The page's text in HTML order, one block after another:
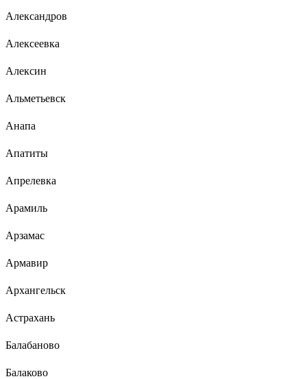
Александров
Алексеевка
Алексин
Альметьевск
Анапа
Апатиты
Апрелевка
Арамиль
Арзамас
Армавир
Архангельск
Астрахань
Балабаново
Балаково